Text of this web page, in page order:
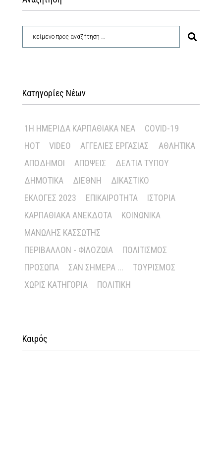
Κατηγορίες Νέων
1Η ΗΜΕΡΊΔΑ ΚΑΡΠΑΘΙΑΚΆ ΝΈΑ
COVID-19
HOT
VIDEO ΑΓΓΕΛΊΕΣ ΕΡΓΑΣΊΑΣ
ΑΘΛΗΤΙΚΆ
ΑΠΌΔΗΜΟΙ
ΑΠΌΨΕΙΣ
ΔΕΛΤΊΑ ΤΎΠΟΥ
ΔΗΜΟΤΙΚΆ
ΔΙΕΘΝΉ
ΔΙΚΑΣΤΙΚΌ
ΕΚΛΟΓΈΣ 2023
ΕΠΙΚΑΙΡΌΤΗΤΑ
ΙΣΤΟΡΊΑ
ΚΑΡΠΑΘΙΑΚΆ ΑΝΈΚΔΟΤΑ
ΚΟΙΝΩΝΙΚΆ
ΜΑΝΏΛΗΣ ΚΑΣΣΏΤΗΣ
ΠΕΡΙΒΆΛΛΟΝ - ΦΙΛΟΖΩΊΑ
ΠΟΛΙΤΙΣΜΌΣ
ΠΡΌΣΩΠΑ
ΣΑΝ ΣΉΜΕΡΑ ...
ΤΟΥΡΙΣΜΌΣ
ΧΩΡΊΣ ΚΑΤΗΓΟΡΊΑ
ΠΟΛΙΤΙΚΉ
Καιρός